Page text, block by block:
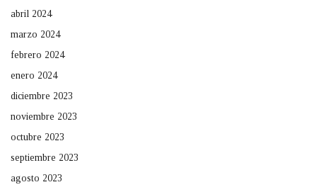
abril 2024
marzo 2024
febrero 2024
enero 2024
diciembre 2023
noviembre 2023
octubre 2023
septiembre 2023
agosto 2023